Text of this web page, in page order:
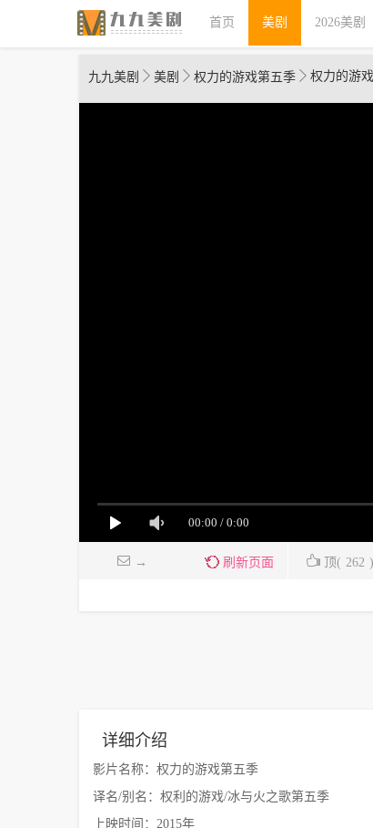
首页 美剧 2026美剧
九九美剧 美剧 权力的游戏第五季 权力的游
→ 刷新页面 顶( 262 )
详细介绍
影片名称：权力的游戏第五季
译名/别名：权利的游戏/冰与火之歌第五季
上映时间：2015年